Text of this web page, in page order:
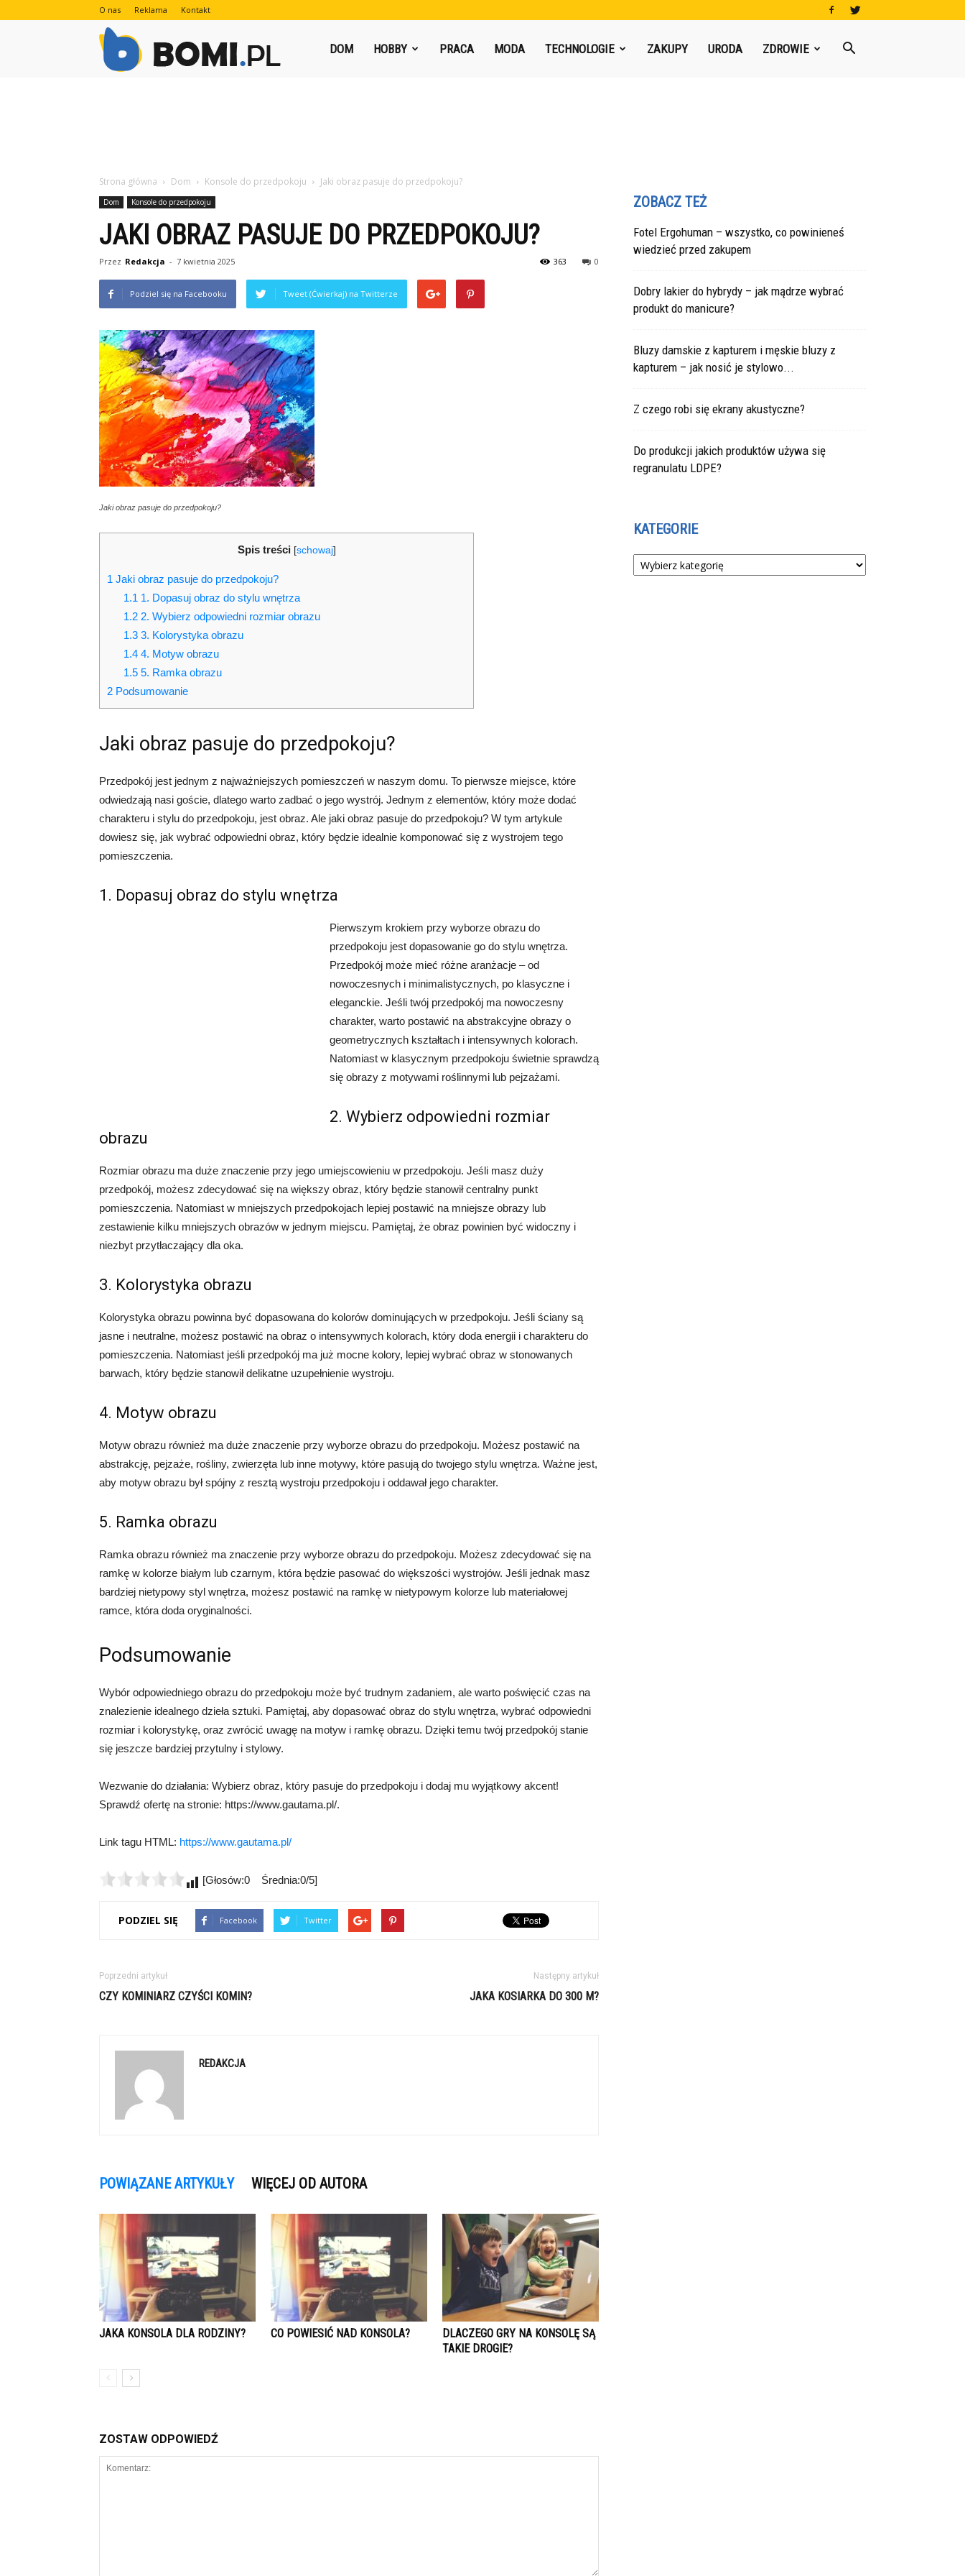
O nas Reklama Kontakt
DOM HOBBY PRACA MODA TECHNOLOGIE ZAKUPY URODA ZDROWIE
Strona główna Dom Konsole do przedpokoju Jaki obraz pasuje do przedpokoju?
Dom Konsole do przedpokoju
JAKI OBRAZ PASUJE DO PRZEDPOKOJU?
Przez Redakcja - 7 kwietnia 2025 0
363
Podziel się na Facebooku Tweet (Ćwierkaj) na Twitterze
Jaki obraz pasuje do przedpokoju?
Spis treści [schowaj]
1 Jaki obraz pasuje do przedpokoju?
1.1 1. Dopasuj obraz do stylu wnętrza
1.22. Wybierz odpowiedni rozmiar obrazu
1.33. Kolorystyka obrazu
1.44. Motyw obrazu
1.55. Ramka obrazu
2 Podsumowanie
Jaki obraz pasuje do przedpokoju?
Przedpokój jest jednym z najważniejszych pomieszczeń w naszym domu. To pierwsze miejsce, które
odwiedzają nasi goście, dlatego warto zadbać o jego wystrój. Jednym z elementów, który może dodać
charakteru i stylu do przedpokoju, jest obraz. Ale jaki obraz pasuje do przedpokoju? W tym artykule
dowiesz się, jak wybrać odpowiedni obraz, który będzie idealnie komponować się z wystrojem tego
pomieszczenia.
1. Dopasuj obraz do stylu wnętrza
Pierwszym krokiem przy wyborze obrazu do
przedpokoju jest dopasowanie go do stylu wnętrza.
Przedpokój może mieć różne aranżacje – od
nowoczesnych i minimalistycznych, po klasyczne i
eleganckie. Jeśli twój przedpokój ma nowoczesny
charakter, warto postawić na abstrakcyjne obrazy o
geometrycznych kształtach i intensywnych kolorach.
Natomiast w klasycznym przedpokoju świetnie sprawdzą
się obrazy z motywami roślinnymi lub pejzażami.
2. Wybierz odpowiedni rozmiar
obrazu
Rozmiar obrazu ma duże znaczenie przy jego umiejscowieniu w przedpokoju. Jeśli masz duży
przedpokój, możesz zdecydować się na większy obraz, który będzie stanowił centralny punkt
pomieszczenia. Natomiast w mniejszych przedpokojach lepiej postawić na mniejsze obrazy lub
zestawienie kilku mniejszych obrazów w jednym miejscu. Pamiętaj, że obraz powinien być widoczny i
niezbyt przytłaczający dla oka.
3. Kolorystyka obrazu
Kolorystyka obrazu powinna być dopasowana do kolorów dominujących w przedpokoju. Jeśli ściany są
jasne i neutralne, możesz postawić na obraz o intensywnych kolorach, który doda energii i charakteru do
pomieszczenia. Natomiast jeśli przedpokój ma już mocne kolory, lepiej wybrać obraz w stonowanych
barwach, który będzie stanowił delikatne uzupełnienie wystroju.
4. Motyw obrazu
Motyw obrazu również ma duże znaczenie przy wyborze obrazu do przedpokoju. Możesz postawić na
abstrakcję, pejzaże, rośliny, zwierzęta lub inne motywy, które pasują do twojego stylu wnętrza. Ważne jest,
aby motyw obrazu był spójny z resztą wystroju przedpokoju i oddawał jego charakter.
5. Ramka obrazu
Ramka obrazu również ma znaczenie przy wyborze obrazu do przedpokoju. Możesz zdecydować się na
ramkę w kolorze białym lub czarnym, która będzie pasować do większości wystrojów. Jeśli jednak masz
bardziej nietypowy styl wnętrza, możesz postawić na ramkę w nietypowym kolorze lub materiałowej
ramce, która doda oryginalności.
Podsumowanie
Wybór odpowiedniego obrazu do przedpokoju może być trudnym zadaniem, ale warto poświęcić czas na
znalezienie idealnego dzieła sztuki. Pamiętaj, aby dopasować obraz do stylu wnętrza, wybrać odpowiedni
rozmiar i kolorystykę, oraz zwrócić uwagę na motyw i ramkę obrazu. Dzięki temu twój przedpokój stanie
się jeszcze bardziej przytulny i stylowy.
Wezwanie do działania: Wybierz obraz, który pasuje do przedpokoju i dodaj mu wyjątkowy akcent!
Sprawdź ofertę na stronie: https://www.gautama.pl/.
Link tagu HTML: https://www.gautama.pl/
[Głosów:0 Średnia:0/5]
PODZIEL SIĘ Facebook Twitter
Poprzedni artykuł
CZY KOMINIARZ CZYŚCI KOMIN?
Następny artykuł
JAKA KOSIARKA DO 300 M?
REDAKCJA
POWIĄZANE ARTYKUŁY WIĘCEJ OD AUTORA
JAKA KONSOLA DLA RODZINY? CO POWIESIĆ NAD KONSOLA?
DLACZEGO GRY NA KONSOLĘ SĄ
TAKIE DROGIE?
ZOSTAW ODPOWIEDŹ
ZOBACZ TEŻ
Fotel Ergohuman – wszystko, co powinieneś
wiedzieć przed zakupem
Dobry lakier do hybrydy – jak mądrze wybrać
produkt do manicure?
Bluzy damskie z kapturem i męskie bluzy z
kapturem – jak nosić je stylowo...
Z czego robi się ekrany akustyczne?
Do produkcji jakich produktów używa się
regranulatu LDPE?
KATEGORIE
Kategorie